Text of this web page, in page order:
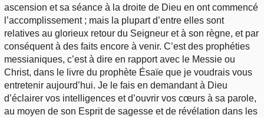
ascension et sa séance à la droite de Dieu en ont commencé
l’accomplissement ; mais la plupart d’entre elles sont
relatives au glorieux retour du Seigneur et à son règne, et par
conséquent à des faits encore à venir. C’est des prophéties
messianiques, c’est à dire en rapport avec le Messie ou
Christ, dans le livre du prophète Ésaïe que je voudrais vous
entretenir aujourd’hui. Je le fais en demandant à Dieu
d’éclairer vos intelligences et d’ouvrir vos cœurs à sa parole,
au moyen de son Esprit de sagesse et de révélation dans les